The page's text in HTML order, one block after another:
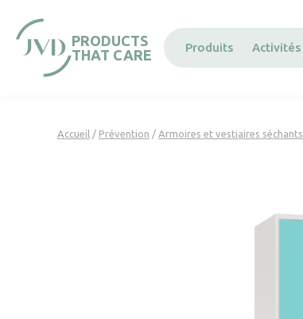
PRODUCTS
THAT CARE
Produits Activités
Accueil / Prévention / Armoires et vestiaires séchants